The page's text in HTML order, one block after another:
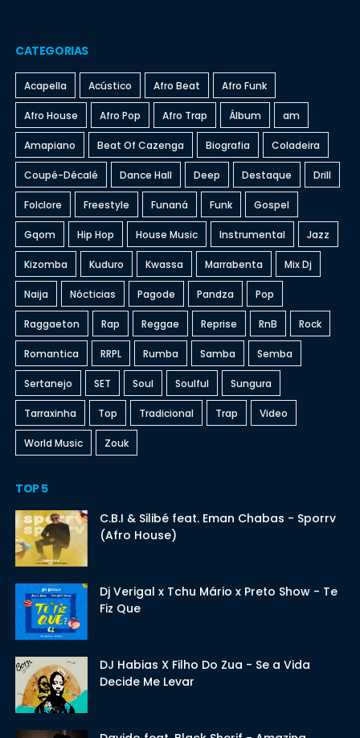
CATEGORIAS
Acapella Acústico Afro Beat Afro Funk
Afro House Afro Pop Afro Trap Álbum am
Amapiano Beat Of Cazenga Biografia Coladeira
Coupé-Décalé Dance Hall Deep Destaque Drill
Folclore Freestyle Funaná Funk Gospel
Gqom Hip Hop House Music Instrumental Jazz
Kizomba Kuduro Kwassa Marrabenta Mix Dj
Naija Nócticias Pagode Pandza Pop
Raggaeton Rap Reggae Reprise RnB Rock
Romantica RRPL Rumba Samba Semba
Sertanejo SET Soul Soulful Sungura
Tarraxinha Top Tradicional Trap Video
World Music Zouk
TOP 5
C.B.I & Silibé feat. Eman Chabas - Sporrv
(Afro House)
Dj Verigal x Tchu Mário x Preto Show - Te
Fiz Que
DJ Habias X Filho Do Zua - Se a Vida
Decide Me Levar